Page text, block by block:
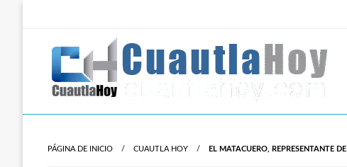
Revista digital del oriente de Morelos.
PÁGINA DE INICIO CUAUTLA HOY EL MATACUERO, REPRESENTANTE